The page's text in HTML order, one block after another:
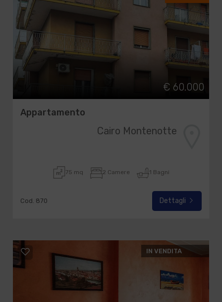
€ 60.000
Appartamento
Cairo Montenotte
75 mq 2 Camere 1 Bagni
Cod. 870 Dettagli
IN VENDITA